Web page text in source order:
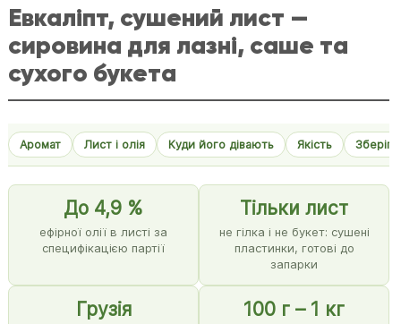
Евкаліпт, сушений лист —
сировина для лазні, саше та
сухого букета
Аромат Лист і олія Куди його дівають Якість
До 4,9 %
ефірної олії в листі за
специфікацією партії
Тільки лист
не гілка і не букет: сушені
пластинки, готові до
запарки
Грузія 100 г – 1 кг